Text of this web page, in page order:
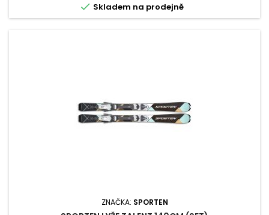
 Skladem na prodejně
ZNAČKA: SPORTEN